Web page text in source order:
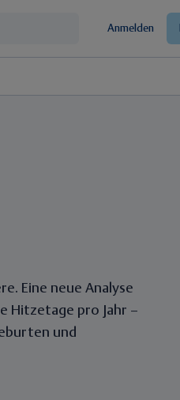
Anmelden
Eine neue Analyse
Hitzetage pro Jahr –
und